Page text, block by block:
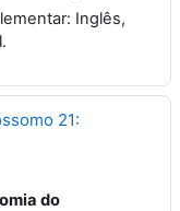
Inglês,
21:
do